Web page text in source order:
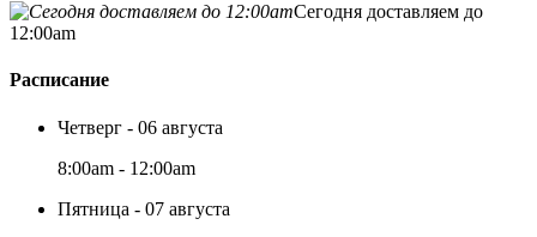
Сегодня доставляем до
12:00am
Расписание
Четверг - 06 августа
8:00am - 12:00am
Пятница - 07 августа